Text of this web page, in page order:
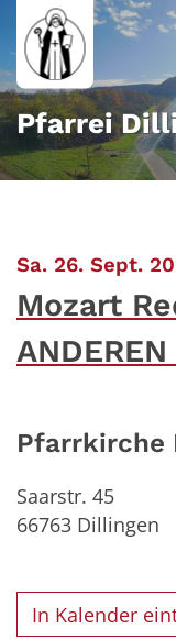
Zum Inhalt
Pfarrei
Sa. 26. Sept.
Mozart
Pfarrkirche
Saarstr. 45
66763 Dillingen
In Kalender